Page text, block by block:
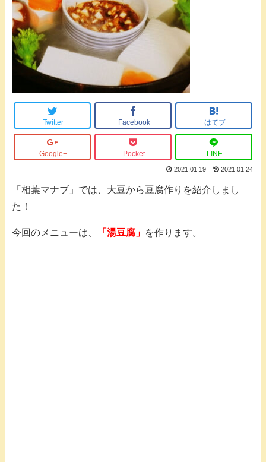
Twitter Facebook はてブ
Google+ Pocket LINE
2021.01.19 2021.01.24
「相葉マナブ」では、大豆から豆腐作りを紹介しまし
た！
今回のメニューは、 「湯豆腐」 を作ります。